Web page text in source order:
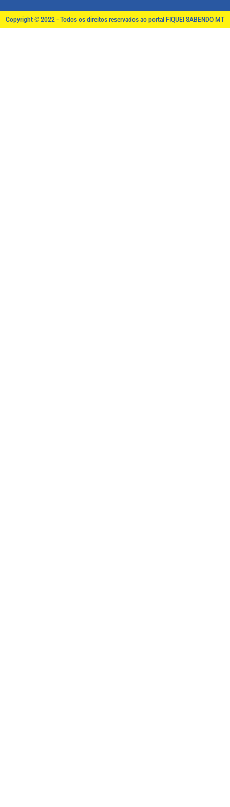
Copyright © 2022 - Todos os direitos reservados ao portal FIQUEI SABENDO MT